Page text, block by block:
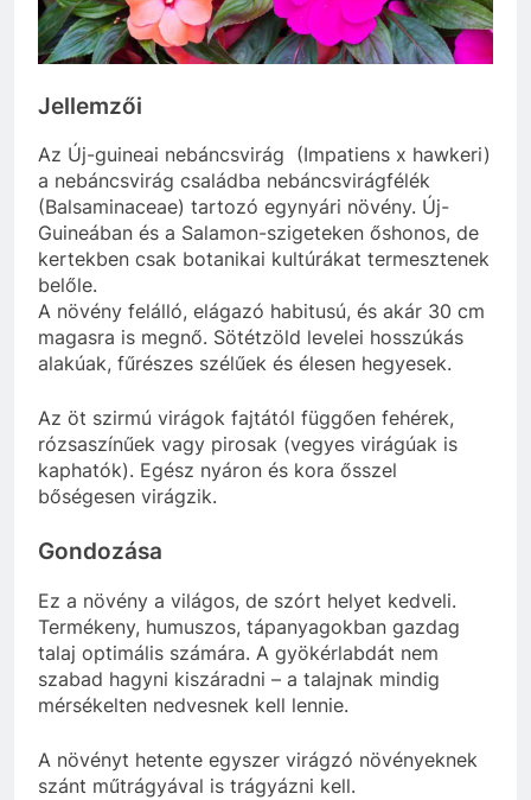
Jellemzői
Az Új-guineai nebáncsvirág (Impatiens x hawkeri)
a nebáncsvirág családba nebáncsvirágfélék
(Balsaminaceae) tartozó egynyári növény. Új-
Guineában és a Salamon-szigeteken őshonos, de
kertekben csak botanikai kultúrákat termesztenek
belőle.
A növény felálló, elágazó habitusú, és akár 30 cm
magasra is megnő. Sötétzöld levelei hosszúkás
alakúak, fűrészes szélűek és élesen hegyesek.
Az öt szirmú virágok fajtától függően fehérek,
rózsaszínűek vagy pirosak (vegyes virágúak is
kaphatók). Egész nyáron és kora ősszel
bőségesen virágzik.
Gondozása
Ez a növény a világos, de szórt helyet kedveli.
Termékeny, humuszos, tápanyagokban gazdag
talaj optimális számára. A gyökérlabdát nem
szabad hagyni kiszáradni – a talajnak mindig
mérsékelten nedvesnek kell lennie.
A növényt hetente egyszer virágzó növényeknek
szánt műtrágyával is trágyázni kell.